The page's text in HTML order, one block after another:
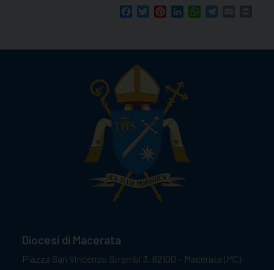
FacebookTwitterPinterestLinkedInWhatsApp
Diocesi di Macerata
Piazza San Vincenzo Strambi 3, 62100 – Macerata (MC)